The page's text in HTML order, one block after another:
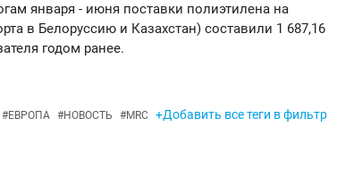
января - июня поставки полиэтилена на
в Белоруссию и Казахстан) составили 1 687,16
годом ранее.
#ЕВРОПА #НОВОСТЬ #MRC +Добавить все теги в фильтр